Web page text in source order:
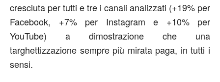
cresciuta per tutti e tre i canali analizzati (+19% per
Facebook, +7% per Instagram e +10% per
YouTube) a dimostrazione che una
targhettizzazione sempre più mirata paga, in tutti i
sensi.